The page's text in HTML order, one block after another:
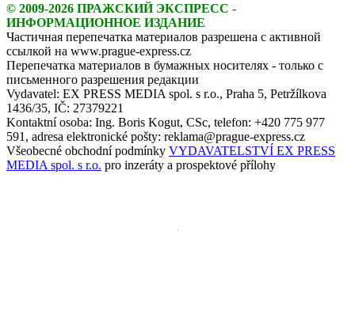
© 2009-2026 ПРАЖСКИЙ ЭКСПРЕСС -
ИНФОРМАЦИОННОЕ ИЗДАНИЕ
Частичная перепечатка материалов разрешена с активной
ссылкой на www.prague-express.cz
Перепечатка материалов в бумажных носителях - только с
письменного разрешения редакции
Vydavatel: EX PRESS MEDIA spol. s r.o., Praha 5, Petržílkova
1436/35, IČ: 27379221
Kontaktní osoba: Ing. Boris Kogut, CSc, telefon: +420 775 977
591, adresa elektronické pošty: reklama@prague-express.cz
Všeobecné obchodní podmínky VYDAVATELSTVÍ EX PRESS
MEDIA spol. s r.o. pro inzeráty a prospektové přílohy